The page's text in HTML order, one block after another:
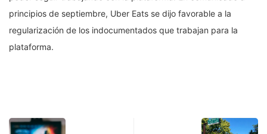
principios de septiembre, Uber Eats se dijo favorable a la
regularización de los indocumentados que trabajan para la
plataforma.